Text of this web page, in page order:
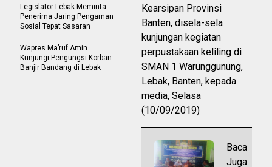
Kearsipan Provinsi
Banten, disela-sela
kunjungan kegiatan
perpustakaan keliling di
SMAN 1 Warunggunung,
Lebak, Banten, kepada
media, Selasa
(10/09/2019)
Baca
Juga
Legislator Lebak Meminta
Penerima Jaring Pengaman
Sosial Tepat Sasaran
Wapres Ma’ruf Amin
Kunjungi Pengungsi Korban
Banjir Bandang di Lebak